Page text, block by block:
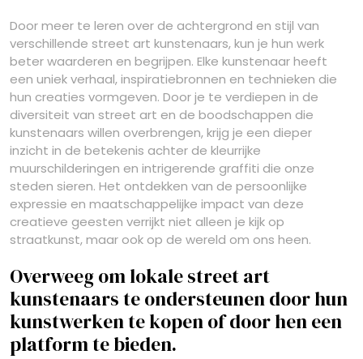
Door meer te leren over de achtergrond en stijl van
verschillende street art kunstenaars, kun je hun werk
beter waarderen en begrijpen. Elke kunstenaar heeft
een uniek verhaal, inspiratiebronnen en technieken die
hun creaties vormgeven. Door je te verdiepen in de
diversiteit van street art en de boodschappen die
kunstenaars willen overbrengen, krijg je een dieper
inzicht in de betekenis achter de kleurrijke
muurschilderingen en intrigerende graffiti die onze
steden sieren. Het ontdekken van de persoonlijke
expressie en maatschappelijke impact van deze
creatieve geesten verrijkt niet alleen je kijk op
straatkunst, maar ook op de wereld om ons heen.
Overweeg om lokale street art
kunstenaars te ondersteunen door hun
kunstwerken te kopen of door hen een
platform te bieden.